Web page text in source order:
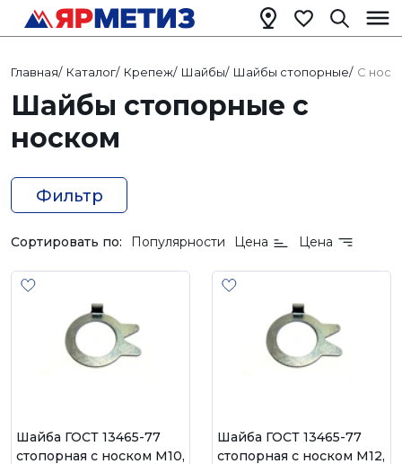
Главная/ Каталог/ Крепеж/ Шайбы/ Шайбы стопорные/ С
Шайбы стопорные с
носком
Фильтр
Сортировать по: Популярности Цена Цена
Шайба ГОСТ 13465-77
стопорная с носком М10,
Шайба ГОСТ 13465-77
стопорная с носком М12,